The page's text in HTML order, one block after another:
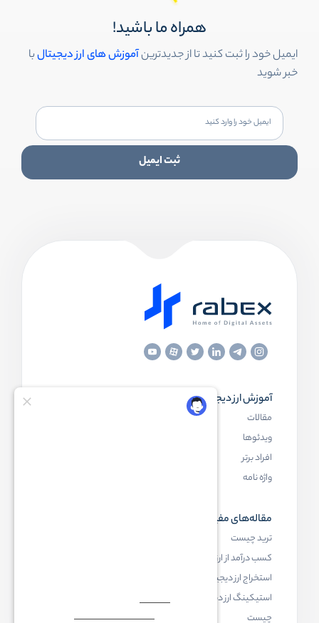
همراه ما باشید!
ایمیل خود را ثبت کنید تا از جدیدترینآموزش های ارز دیجیتالبا
خبر شوید
ثبت ایمیل
آموزش ارز دیجیتال
مقالات
ویدئوها
افراد برتر
واژه نامه
مقاله‌های مفید
ترید چیست
کسب درآمد از ارز دیجیتال
استخراج ارز دیجیتال چیست
استیکینگ ارز دیجیتال
چیست